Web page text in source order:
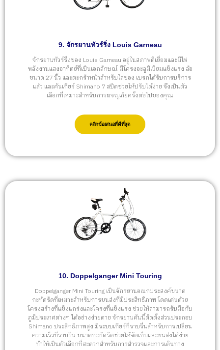
9. จักรยานทัวร์ริ่ง Louis Garneau
จักรยานทัวร์ริ่งของ Louis Garneau อยู่ในสภาพดีเยี่ยมและมีไฟ
พลังงานแสงอาทิตย์ที่เป็นเอกลักษณ์ มีโครงอะลูมิเนียมแข็งแรง ล้อ
ขนาด 27 นิ้ว และตะกร้าหน้าสำหรับใส่ของ เบรกได้รับการบริการ
แล้ว และคันเกียร์ Shimano 7 สปีดช่วยให้ปรับได้ง่าย จึงเป็นตัว
เลือกที่เหมาะสำหรับการผจญภัยครั้งต่อไปของคุณ
คลิกข้อเสนอที่ดีที่สุด
10. Doppelganger Mini Touring
Doppelganger Mini Touring เป็นจักรยานอเนกประสงค์ขนาด
กะทัดรัดที่เหมาะสำหรับการขนส่งที่มีประสิทธิภาพ โดดเด่นด้วย
โครงสร้างที่แข็งแกร่งและโครงที่แข็งแรง ช่วยให้สามารถรับมือกับ
ภูมิประเทศต่างๆ ได้อย่างง่ายดาย จักรยานคันนี้ติดตั้งส่วนประกอบ
Shimano ประสิทธิภาพสูง มีระบบเกียร์ที่ราบรื่นสำหรับการเปลี่ยน
ความเร็วที่ราบรื่น ขนาดกะทัดรัดช่วยให้จัดเก็บและขนส่งได้ง่าย
ทำให้เป็นตัวเลือกที่สะดวกสำหรับการสำรวจและการเดินทาง